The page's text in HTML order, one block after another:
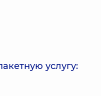
услугу: